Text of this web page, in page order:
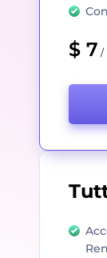
$ 7 /